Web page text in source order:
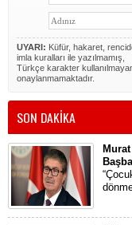
UYARI: Küfür, hakaret,
imla kuralları ile yazılmamış,
Türkçe karakter
onaylanmamaktadır.
SON DAKİKA